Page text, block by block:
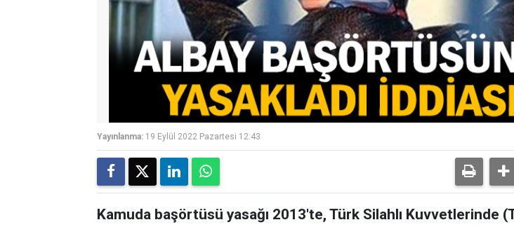
Yayınlanma: 19 Eylül 2022 Pazartesi 12:43
Kamuda başörtüsü yasağı 2013'te, Türk Silahlı Kuvvetlerinde